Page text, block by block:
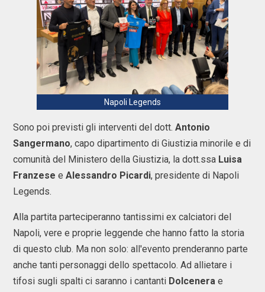
Napoli Legends
Sono poi previsti gli interventi del dott. Antonio
Sangermano, capo dipartimento di Giustizia minorile e di
comunità del Ministero della Giustizia, la dott.ssa Luisa
Franzese e Alessandro Picardi, presidente di Napoli
Legends.
Alla partita parteciperanno tantissimi ex calciatori del
Napoli, vere e proprie leggende che hanno fatto la storia
di questo club. Ma non solo: all'evento prenderanno parte
anche tanti personaggi dello spettacolo. Ad allietare i
tifosi sugli spalti ci saranno i cantanti Dolcenera e